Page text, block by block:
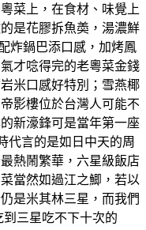
菜上，在食材、味覺上
是花膠拆魚𡙡，湯濃鮮
炸鍋巴添口感，加烤鳳
才唸得完的老粵菜金錢
米口感好特別；雪燕椰
影樓位於台灣人可能不
新濠鋒可是當年第一座
代言的是如日中天的周
熱鬧繁華，六星級飯店
當然如過江之鯽，若以
是米其林三星，而我們
三星吃不下十次的